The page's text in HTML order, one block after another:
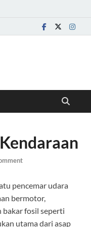
pencemar udara
bermotor,
bakar fosil seperti
utama dari asap